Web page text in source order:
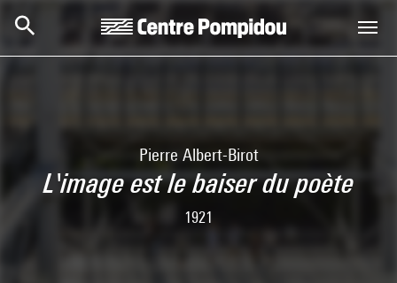
Pierre Albert-Birot
L'image est le baiser du poète
1921